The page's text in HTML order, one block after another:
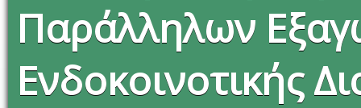
Παράλληλων
Ενδοκοινοτικής